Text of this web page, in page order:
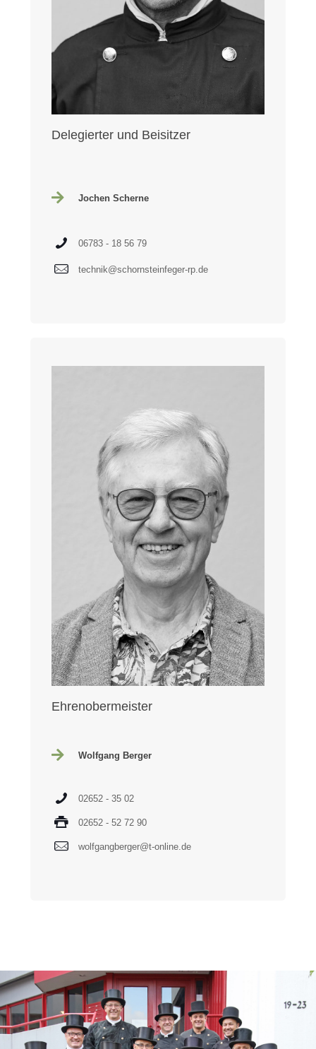
Delegierter und Beisitzer
Jochen Scherne
06783 - 18 56 79
technik@schornsteinfeger-rp.de
Ehrenobermeister
Wolfgang Berger
02652 - 35 02
02652 - 52 72 90
wolfgangberger@t-online.de